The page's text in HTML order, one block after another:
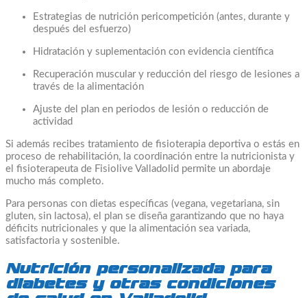
Estrategias de nutrición pericompetición (antes, durante y
después del esfuerzo)
Hidratación y suplementación con evidencia científica
Recuperación muscular y reducción del riesgo de lesiones a
través de la alimentación
Ajuste del plan en periodos de lesión o reducción de
actividad
Si además recibes tratamiento de fisioterapia deportiva o estás en
proceso de rehabilitación, la coordinación entre la nutricionista y
el fisioterapeuta de Fisiolive Valladolid permite un abordaje
mucho más completo.
Para personas con dietas específicas (vegana, vegetariana, sin
gluten, sin lactosa), el plan se diseña garantizando que no haya
déficits nutricionales y que la alimentación sea variada,
satisfactoria y sostenible.
Nutrición personalizada para
diabetes y otras condiciones